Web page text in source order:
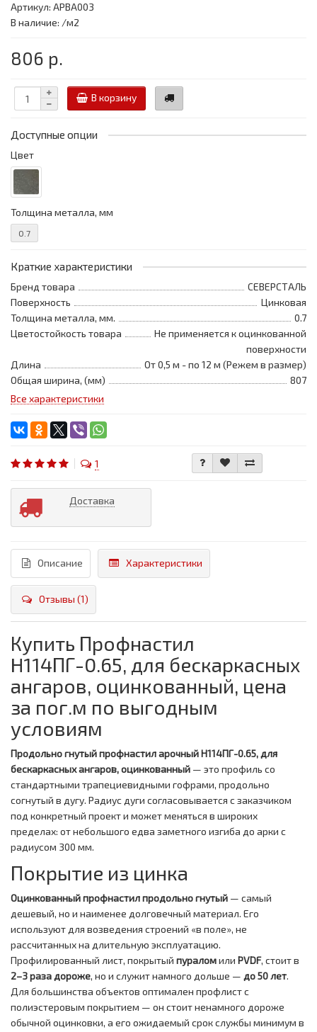
Артикул: APBA003
В наличие: /м2
806 р.
В корзину
Доступные опции
Цвет
Толщина металла, мм
0.7
Краткие характеристики
Бренд товара
СЕВЕРСТАЛЬ
Поверхность
Цинковая
Толщина металла, мм.
0.7
Цветостойкость товара
Не применяется к оцинкованной
поверхности
Длина
От 0,5 м - по 12 м (Режем в размер)
Общая ширина, (мм)
807
Все характеристики
1
Доставка
Описание Характеристики
Отзывы (1)
Купить Профнастил
H114ПГ-0.65, для бескаркасных
ангаров, оцинкованный, цена
за пог.м по выгодным
условиям
Продольно гнутый профнастил арочный H114ПГ-0.65, для
бескаркасных ангаров, оцинкованный — это профиль со
стандартными трапециевидными гофрами, продольно
согнутый в дугу. Радиус дуги согласовывается с заказчиком
под конкретный проект и может меняться в широких
пределах: от небольшого едва заметного изгиба до арки с
радиусом 300 мм.
Покрытие из цинка
Оцинкованный профнастил продольно гнутый — самый
дешевый, но и наименее долговечный материал. Его
используют для возведения строений «в поле», не
рассчитанных на длительную эксплуатацию.
Профилированный лист, покрытый пураломили PVDF, стоит в
2–3 раза дороже, но и служит намного дольше — до 50 лет.
Для большинства объектов оптимален профлист с
полиэстеровым покрытием — он стоит ненамного дороже
обычной оцинковки, а его ожидаемый срок службы минимум в